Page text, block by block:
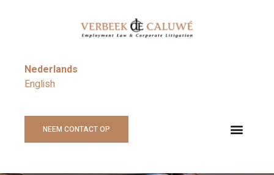
NEEM CONTACT OP
Nederlands
English